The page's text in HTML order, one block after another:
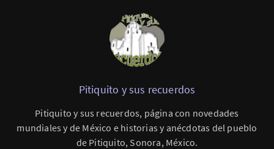
Pitiquito y sus recuerdos
Pitiquito y sus recuerdos, página con novedades
mundiales y de México e historias y anécdotas del pueblo
de Pitiquito, Sonora, México.